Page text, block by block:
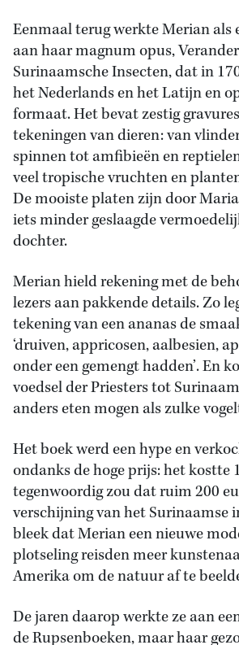
Eenmaal terug werkte Merian als
aan haar magnum opus,
Surinaamsche Insecten, dat in
het Nederlands en het Latijn en
formaat. Het bevat zestig
tekeningen van dieren: van
spinnen tot amfibieën en
veel tropische vruchten en
De mooiste platen zijn door
iets minder geslaagde
dochter.
Merian hield rekening met de
lezers aan pakkende details. Zo
tekening van een ananas de
‘druiven, appricosen, aalbesien,
onder een gemengt hadden’. En
voedsel der Priesters tot
anders eten mogen als zulke
Het boek werd een hype en
ondanks de hoge prijs: het kostte
tegenwoordig zou dat ruim 200
verschijning van het Surinaamse
bleek dat Merian een nieuwe
plotseling reisden meer
Amerika om de natuur af te
De jaren daarop werkte ze aan
de Rupsenboeken, maar haar